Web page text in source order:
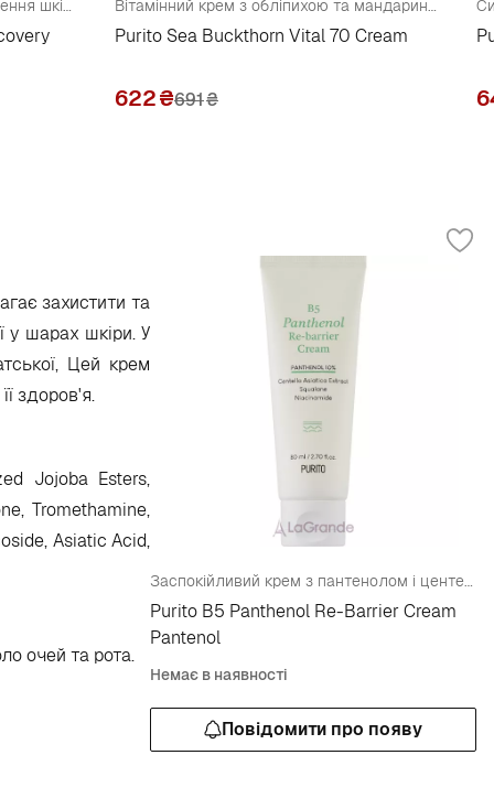
Заспокійливий крем для відновлення шкіри обличчя з центелою Вітамінний крем з обліпихою та мандаринами
Purito Sea Buckthorn Vital 70 Cream
622₴691₴
захистити та
у шарах шкіри. У
Цей крем
здоров'я.
Jojoba Esters,
Tromethamine,
Asiatic Acid,
очей та рота.
Заспокійливий крем з пантенолом і центелою, бар'єр шкіри, що відновлює
Purito B5 Panthenol Re-Barrier Cream
Pantenol
Немає в наявності
Повідомити про появу